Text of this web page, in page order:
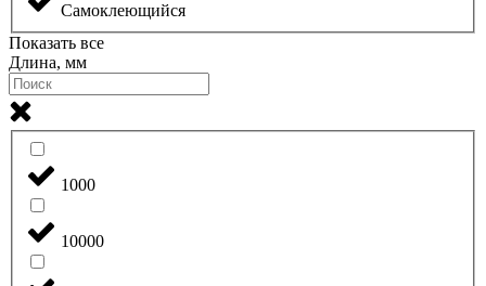
Самоклеющийся
Показать все
Длина, мм
1000
10000